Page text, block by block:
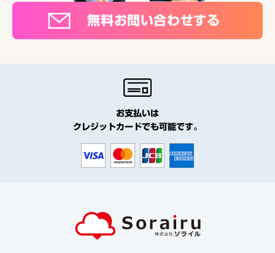
無料お問い合わせする
お支払いは
クレジットカードでも可能です。